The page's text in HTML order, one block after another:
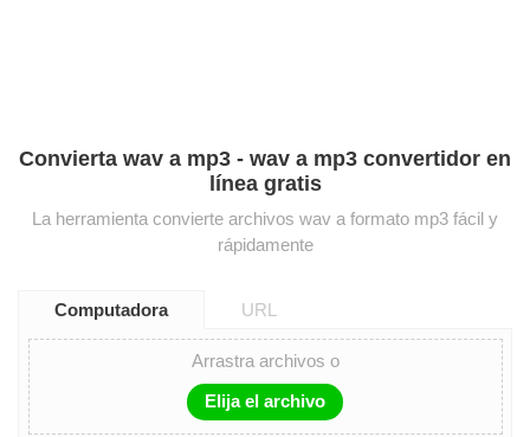
Convierta wav a mp3 - wav a mp3 convertidor en
línea gratis
La herramienta convierte archivos wav a formato mp3 fácil y
rápidamente
Computadora URL
Arrastra archivos o
Elija el archivo